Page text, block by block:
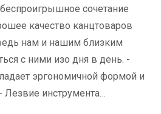
сочетание
нам и нашим близким
с ними изо дня в день. -
эргономичной формой и
стали. - Система